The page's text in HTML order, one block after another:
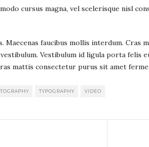
cursus magna, vel scelerisque nisl
faucibus mollis interdum. Cras
Vestibulum id ligula porta felis
mattis consectetur purus sit amet
TYPOGRAPHY VIDEO